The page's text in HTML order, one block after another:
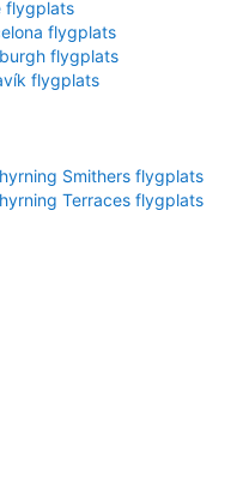
flygplats
flygplats
flygplats
flygplats
Smithers flygplats
Terraces flygplats